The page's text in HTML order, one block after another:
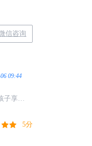
信咨询
09:44
享受
5分